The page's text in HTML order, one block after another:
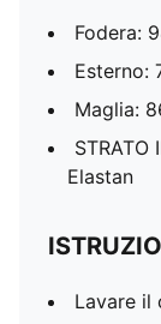
Fodera:
Esterno:
Maglia:
STRATO
Elastan
Lavare il